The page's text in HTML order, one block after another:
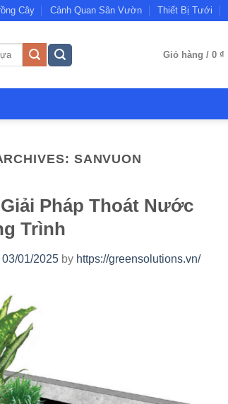
Cây Cảnh Quan Sân Vườn Thiết Bị Tưới
Giỏ hàng / 0 ₫
SANVUON
Pháp Thoát Nước
Trình
03/01/2025 by https://greensolutions.vn/